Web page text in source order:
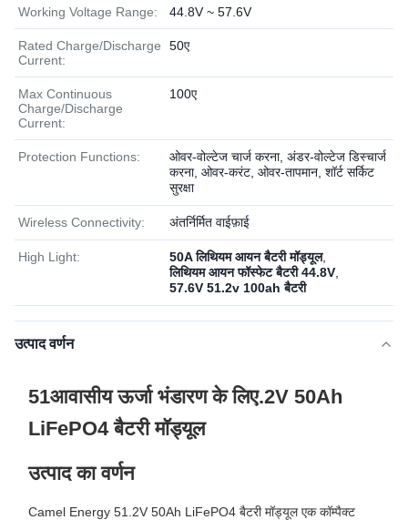
Working Voltage Range: 44.8V ~ 57.6V
Rated Charge/Discharge
Current:
50ए
Max Continuous
Charge/Discharge
Current:
100ए
Protection Functions:
ओवर-वोल्टेज चार्ज करना, अंडर-वोल्टेज डिस्चार्ज
करना, ओवर-करंट, ओवर-तापमान, शॉर्ट सर्किट
सुरक्षा
Wireless Connectivity: अंतर्निर्मित वाईफ़ाई
High Light: 50A लिथियम आयन बैटरी मॉड्यूल,
लिथियम आयन फॉस्फेट बैटरी 44.8V
57.6V 51.2v 100ah बैटरी
उत्पाद वर्णन
51आवासीय ऊर्जा भंडारण के लिए.2V 50Ah
LiFePO4 बैटरी मॉड्यूल
उत्पाद का वर्णन
Camel Energy 51.2V 50Ah LiFePO4 बैटरी मॉड्यूल एक कॉम्पैक्ट